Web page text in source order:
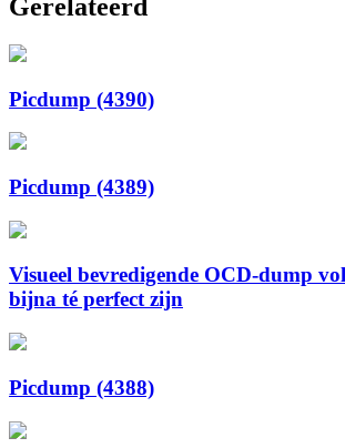
Gerelateerd
Picdump (4390)
Picdump (4389)
Visueel bevredigende OCD-dump
bijna té perfect zijn
Picdump (4388)